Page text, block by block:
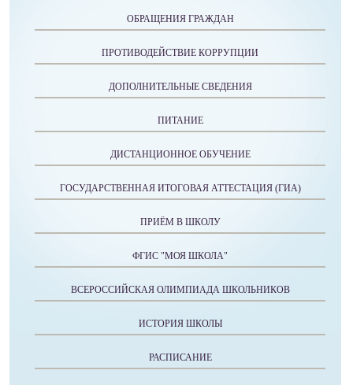
ОБРАЩЕНИЯ ГРАЖДАН
ПРОТИВОДЕЙСТВИЕ КОРРУПЦИИ
ДОПОЛНИТЕЛЬНЫЕ СВЕДЕНИЯ
ПИТАНИЕ
ДИСТАНЦИОННОЕ ОБУЧЕНИЕ
ГОСУДАРСТВЕННАЯ ИТОГОВАЯ АТТЕСТАЦИЯ (ГИА)
ПРИЁМ В ШКОЛУ
ФГИС "МОЯ ШКОЛА"
ВСЕРОССИЙСКАЯ ОЛИМПИАДА ШКОЛЬНИКОВ
ИСТОРИЯ ШКОЛЫ
РАСПИСАНИЕ